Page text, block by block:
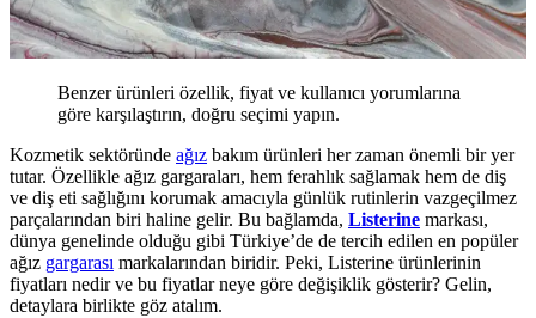
Benzer ürünleri özellik, fiyat ve kullanıcı yorumlarına
göre karşılaştırın, doğru seçimi yapın.
Kozmetik sektöründe ağız bakım ürünleri her zaman önemli bir yer
tutar. Özellikle ağız gargaraları, hem ferahlık sağlamak hem de diş
ve diş eti sağlığını korumak amacıyla günlük rutinlerin vazgeçilmez
parçalarından biri haline gelir. Bu bağlamda, Listerine markası,
dünya genelinde olduğu gibi Türkiye’de de tercih edilen en popüler
ağız gargarası markalarından biridir. Peki, Listerine ürünlerinin
fiyatları nedir ve bu fiyatlar neye göre değişiklik gösterir? Gelin,
detaylara birlikte göz atalım.